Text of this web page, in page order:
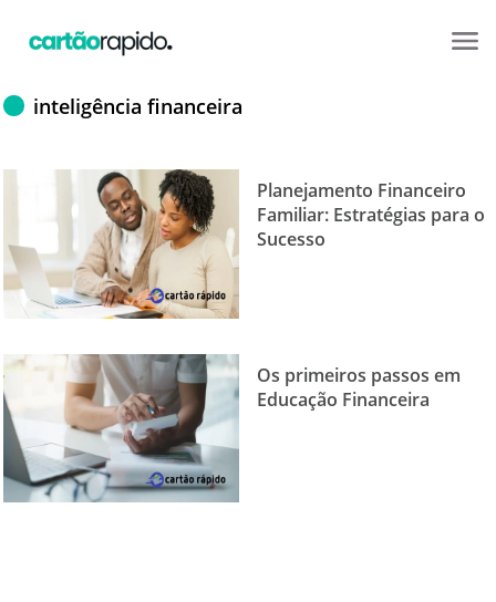
inteligência financeira
Planejamento Financeiro
Familiar: Estratégias para o
Sucesso
Os primeiros passos em
Educação Financeira